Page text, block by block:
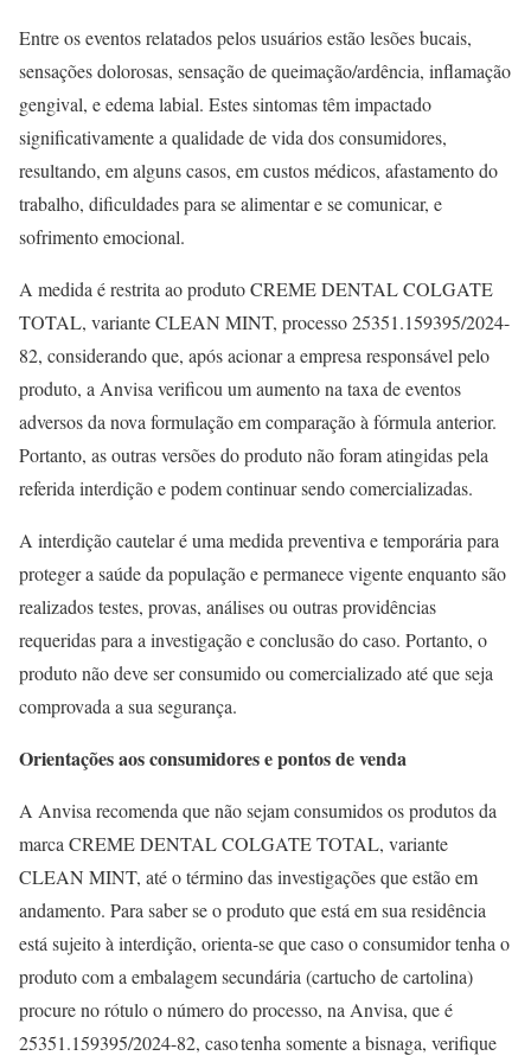
Entre os eventos relatados pelos usuários estão lesões bucais,
sensações dolorosas, sensação de queimação/ardência, inflamação
gengival, e edema labial. Estes sintomas têm impactado
significativamente a qualidade de vida dos consumidores,
resultando, em alguns casos, em custos médicos, afastamento do
trabalho, dificuldades para se alimentar e se comunicar, e
sofrimento emocional.
A medida é restrita ao produto CREME DENTAL COLGATE
TOTAL, variante CLEAN MINT, processo 25351.159395/2024-
82, considerando que, após acionar a empresa responsável pelo
produto, a Anvisa verificou um aumento na taxa de eventos
adversos da nova formulação em comparação à fórmula anterior.
Portanto, as outras versões do produto não foram atingidas pela
referida interdição e podem continuar sendo comercializadas.
A interdição cautelar é uma medida preventiva e temporária para
proteger a saúde da população e permanece vigente enquanto são
realizados testes, provas, análises ou outras providências
requeridas para a investigação e conclusão do caso. Portanto, o
produto não deve ser consumido ou comercializado até que seja
comprovada a sua segurança.
Orientações aos consumidores e pontos de venda
A Anvisa recomenda que não sejam consumidos os produtos da
marca CREME DENTAL COLGATE TOTAL, variante
CLEAN MINT, até o término das investigações que estão em
andamento. Para saber se o produto que está em sua residência
está sujeito à interdição, orienta-se que caso o consumidor tenha o
produto com a embalagem secundária (cartucho de cartolina)
procure no rótulo o número do processo, na Anvisa, que é
25351.159395/2024-82, caso tenha somente a bisnaga, verifique